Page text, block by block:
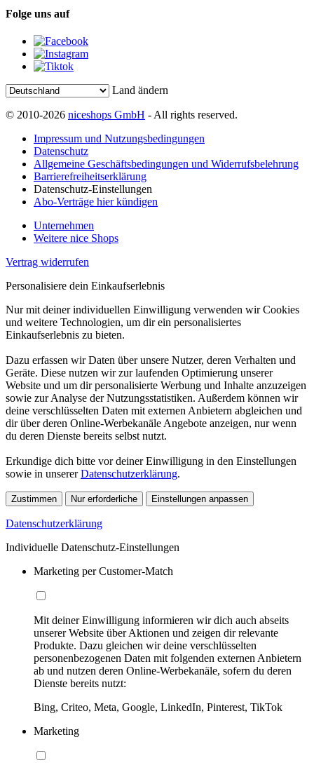
Folge uns auf
Land ändern
© 2010-2026 niceshops GmbH - All rights reserved.
Impressum und Nutzungsbedingungen
Datenschutz
Allgemeine Geschäftsbedingungen und Widerrufsbelehrung
Barrierefreiheitserklärung
Datenschutz-Einstellungen
Abo-Verträge hier kündigen
Unternehmen
Weitere nice Shops
Vertrag widerrufen
Personalisiere dein Einkaufserlebnis
Nur mit deiner individuellen Einwilligung verwenden wir Cookies
und weitere Technologien, um dir ein personalisiertes
Einkaufserlebnis zu bieten.
Dazu erfassen wir Daten über unsere Nutzer, deren Verhalten und
Geräte. Diese nutzen wir zur laufenden Optimierung unserer
Website und um dir personalisierte Werbung und Inhalte anzuzeigen
sowie zur Analyse der Nutzungsstatistiken. Außerdem können wir
deine verschlüsselten Daten mit externen Anbietern abgleichen und
dir über deren Online-Werbekanäle Angebote anzeigen, nur wenn
du deren Dienste bereits selbst nutzt.
Erkundige dich bitte vor deiner Einwilligung in den Einstellungen
sowie in unsererDatenschutzerklärung.
Zustimmen Nur erforderliche Einstellungen anpassen
Datenschutzerklärung
Individuelle Datenschutz-Einstellungen
Marketing per Customer-Match
Mit deiner Einwilligung informieren wir dich auch abseits
unserer Website über Aktionen und zeigen dir relevante
Produkte. Dazu gleichen wir deine verschlüsselten
personenbezogenen Daten mit folgenden externen Anbietern
ab und nutzen deren Online-Werbekanäle, sofern du deren
Dienste bereits nutzt:
Bing, Criteo, Meta, Google, LinkedIn, Pinterest, TikTok
Marketing